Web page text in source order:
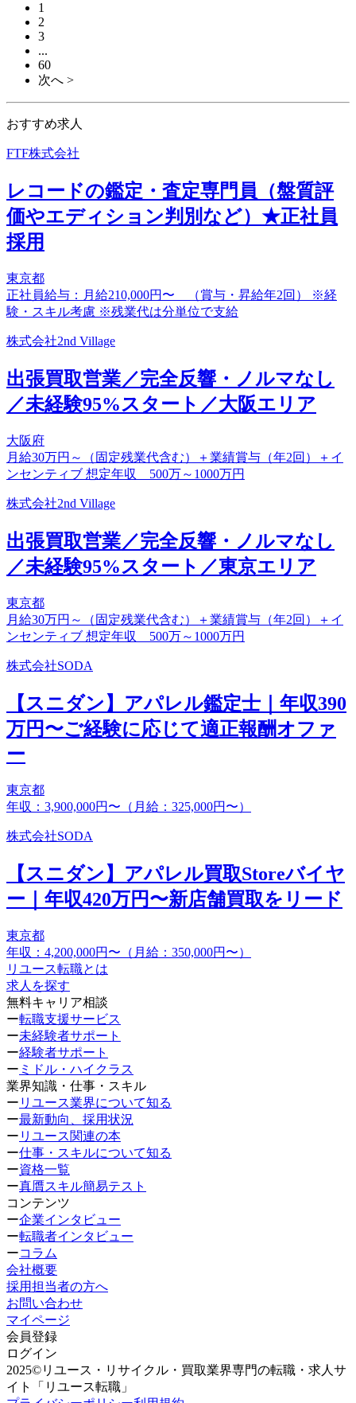
1
2
3
...
60
次へ >
おすすめ求人
FTF株式会社
レコードの鑑定・査定専門員（盤質評
価やエディション判別など）★正社員
採用
東京都
正社員給与：月給210,000円〜 （賞与・昇給年2回） ※経
験・スキル考慮 ※残業代は分単位で支給
株式会社2nd Village
出張買取営業／完全反響・ノルマなし
／未経験95%スタート／大阪エリア
大阪府
月給30万円～（固定残業代含む）＋業績賞与（年2回）＋イ
ンセンティブ 想定年収 500万～1000万円
株式会社2nd Village
出張買取営業／完全反響・ノルマなし
／未経験95%スタート／東京エリア
東京都
月給30万円～（固定残業代含む）＋業績賞与（年2回）＋イ
ンセンティブ 想定年収 500万～1000万円
株式会社SODA
【スニダン】アパレル鑑定士｜年収390
万円〜ご経験に応じて適正報酬オファ
ー
東京都
年収：3,900,000円〜（月給：325,000円〜）
株式会社SODA
【スニダン】アパレル買取Storeバイヤ
ー｜年収420万円〜新店舗買取をリード
東京都
年収：4,200,000円〜（月給：350,000円〜）
リユース転職とは
求人を探す
無料キャリア相談
ー転職支援サービス
ー未経験者サポート
ー経験者サポート
ー ミドル・ハイクラス
業界知識・仕事・スキル
ー リユース業界について知る
ー最新動向、採用状況
ー リユース関連の本
ー仕事・スキルについて知る
ー資格一覧
ー真贋スキル簡易テスト
コンテンツ
ー企業インタビュー
ー転職者インタビュー
ーコラム
会社概要
採用担当者の方へ
お問い合わせ
マイページ
会員登録
ログイン
2025©リユース・リサイクル・買取業界専門の転職・求人サ
イト「リユース転職」